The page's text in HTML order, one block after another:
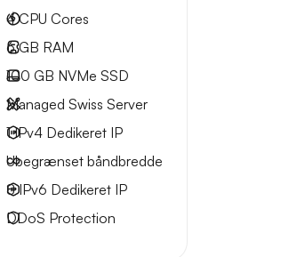
4CPU Cores
6 GB RAM
100 GB NVMe SSD
Managed Swiss Server
1 IPv4 Dedikeret IP
Ubegrænset båndbredde
8 IPv6 Dedikeret IP
DDoS Protection